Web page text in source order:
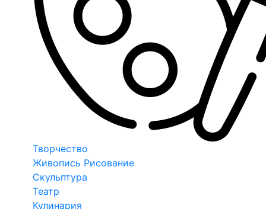
Творчество
Живопись Рисование
Скульптура
Театр
Кулинария